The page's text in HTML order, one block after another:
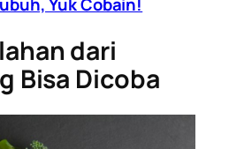
Yuk Cobain!
dari
Bisa Dicoba